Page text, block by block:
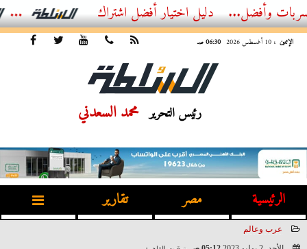
الدليل الشامل للهوتلاين العقاري في مصر – تواصل مباشر مع...
الإثنين ، 10 أغسطس 2026 06:30 صـ
رئيس التحرير محمد السعدني
الرئيسية مصر تقارير
عرب وعالم